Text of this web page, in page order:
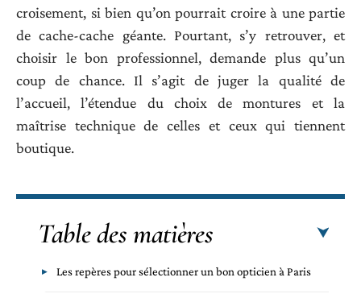
croisement, si bien qu’on pourrait croire à une partie
de cache-cache géante. Pourtant, s’y retrouver, et
choisir le bon professionnel, demande plus qu’un
coup de chance. Il s’agit de juger la qualité de
l’accueil, l’étendue du choix de montures et la
maîtrise technique de celles et ceux qui tiennent
boutique.
Table des matières
Les repères pour sélectionner un bon opticien à Paris